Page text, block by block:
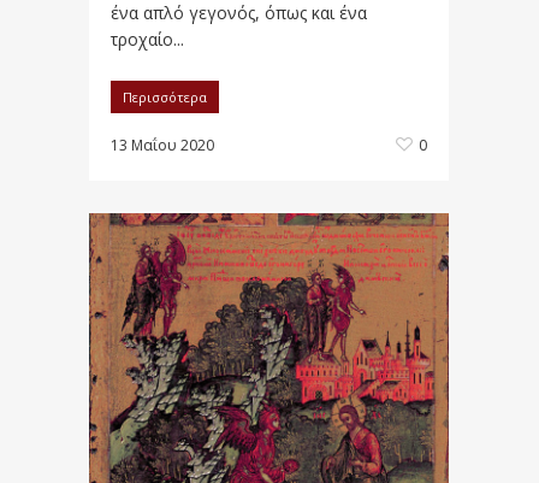
ένα απλό γεγονός, όπως και ένα
τροχαίο...
Περισσότερα
13 Μαΐου 2020 0